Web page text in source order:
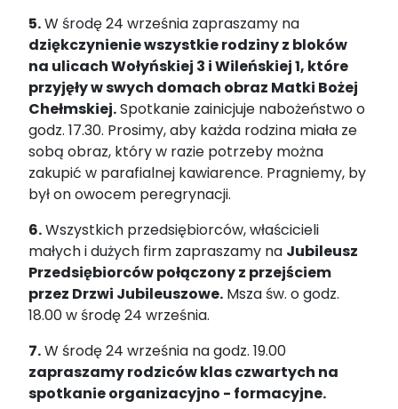
5.W środę 24 września zapraszamy na
dziękczynienie wszystkie rodziny z bloków
na ulicach Wołyńskiej 3 i Wileńskiej 1, które
przyjęły w swych domach obraz Matki Bożej
Chełmskiej.Spotkanie zainicjuje nabożeństwo o
godz. 17.30. Prosimy, aby każda rodzina miała ze
sobą obraz, który w razie potrzeby można
zakupić w parafialnej kawiarence. Pragniemy, by
był on owocem peregrynacji.
6.Wszystkich przedsiębiorców, właścicieli
małych i dużych firm zapraszamy na Jubileusz
Przedsiębiorców połączony z przejściem
przez Drzwi Jubileuszowe. Msza św. o godz.
18.00 w środę 24 września.
7.W środę 24 września na godz. 19.00
zapraszamy rodziców klas czwartych na
spotkanie organizacyjno - formacyjne.